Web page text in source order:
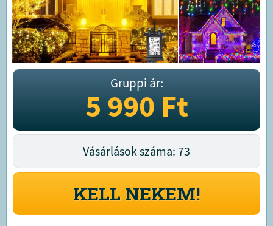
Gruppi ár:
5 990Ft
Vásárlások száma: 73
KELL NEKEM!